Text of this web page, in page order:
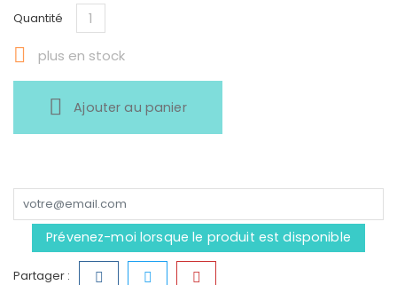
Quantité
 plus en stock
Ajouter au panier
Prévenez-moi lorsque le produit est disponible
Partager :